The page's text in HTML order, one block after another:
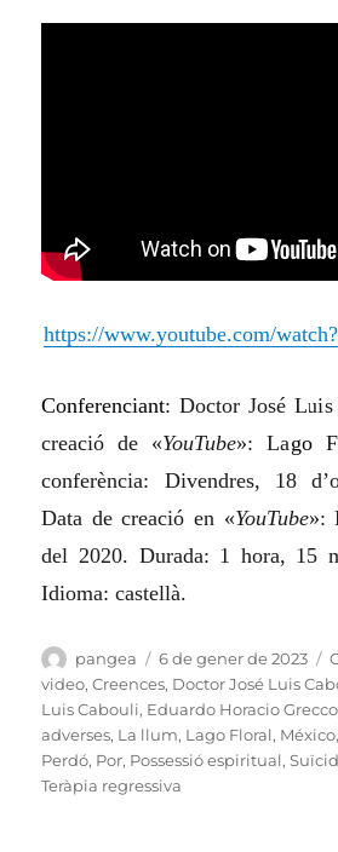
https://www.youtube.com/
Conferenciant: Doctor José Luis
creació de «YouTube»: Lago
conferència: Divendres, 18
Data de creació en «YouTube»:
del 2020. Durada: 1 hora, 15
Idioma: castellà.
Autor
pangea
Publicat
el
6 de gener de 2023
video,Creences, Doctor José Luis
Luis Cabouli, Eduardo Horacio Grecco
adverses, La llum, Lago Floral, México,
Perdó, Por, Possessió espiritual,
Teràpia regressiva